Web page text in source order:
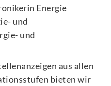
Energie
und
und
aus allen
bieten wir